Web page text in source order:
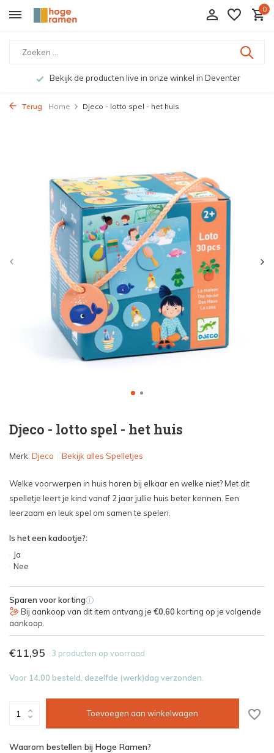
0
Bekijk de producten live in onze winkel in Deventer
Terug Home Djeco - lotto spel - het huis
Djeco - lotto spel - het huis
Merk: Djeco Bekijk alles Spelletjes
Welke voorwerpen in huis horen bij elkaar en welke niet? Met dit
spelletje leert je kind vanaf 2 jaar jullie huis beter kennen. Een
leerzaam en leuk spel om samen te spelen.
Is het een kadootje?:
Ja
Nee
Sparen voor korting i
Bij aankoop van dit item ontvang je €0,60 korting op je volgende
aankoop.
€11,95 3 producten op voorraad
Voor 14.00 besteld, dezelfde (werk)dag verzonden.
Toevoegen aan winkelwagen
Waarom bestellen bij Hoge Ramen?